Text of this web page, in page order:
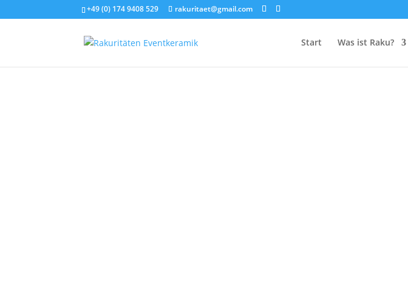
+49 (0) 174 9408 529 rakuritaet@gmail.com
Start Was ist Raku?